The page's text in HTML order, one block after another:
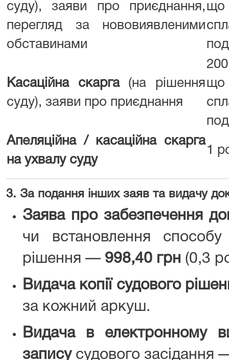
суду), заяви про приєднання,
перегляд за нововиявленими
обставинами
що
Касаційна скарга(на рішення
суду), заяви про приєднання
що
Апеляційна / касаційна скарга
на ухвалу суду
1
3. За подання інших заяв та видачу
Заява про забезпечення
чи встановлення
рішення — 998,40 грн (0,3
Видача копії судового
за кожний аркуш.
Видача в електронному
записусудового засідання